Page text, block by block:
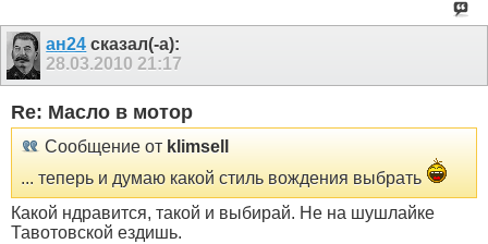
ан24 сказал(-а):
28.03.201021:17
Re: Масло в мотор
Сообщение от klimsell
... теперь и думаю какой стиль вождения выбрать
Какой ндравится, такой и выбирай. Не на шушлайке
Тавотовской ездишь.